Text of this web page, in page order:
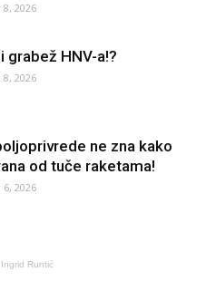
2026
grabež HNV-a!?
2026
ne zna kako
od tuče raketama!
2026
Runtić